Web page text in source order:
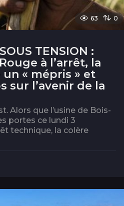
63 0
TENSION :
à l’arrêt, la
un « mépris » et
sur l’avenir de la
Alors que l’usine de Bois-
portes ce lundi 3
technique, la colère